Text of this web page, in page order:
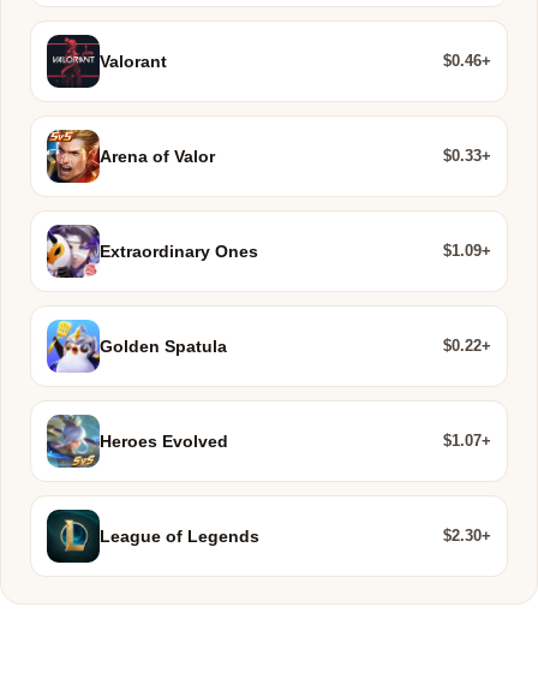
Valorant $0.46+
Arena of Valor $0.33+
Extraordinary Ones $1.09+
Golden Spatula $0.22+
Heroes Evolved $1.07+
League of Legends $2.30+